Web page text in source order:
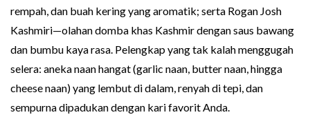
rempah, dan buah kering yang aromatik; serta Rogan Josh
Kashmiri—olahan domba khas Kashmir dengan saus bawang
dan bumbu kaya rasa. Pelengkap yang tak kalah menggugah
selera: aneka naan hangat (garlic naan, butter naan, hingga
cheese naan) yang lembut di dalam, renyah di tepi, dan
sempurna dipadukan dengan kari favorit Anda.